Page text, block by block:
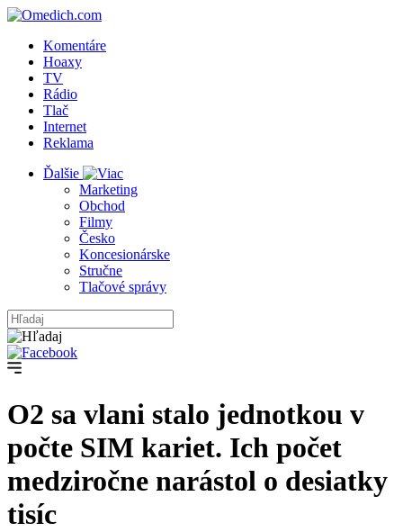
Komentáre
Hoaxy
TV
Rádio
Tlač
Internet
Reklama
Ďalšie
Marketing
Obchod
Filmy
Česko
Koncesionárske
Stručne
Tlačové správy
O2 sa vlani stalo jednotkou v
počte SIM kariet. Ich počet
medziročne narástol o desiatky
tisíc